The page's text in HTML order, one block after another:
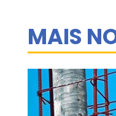
MAIS